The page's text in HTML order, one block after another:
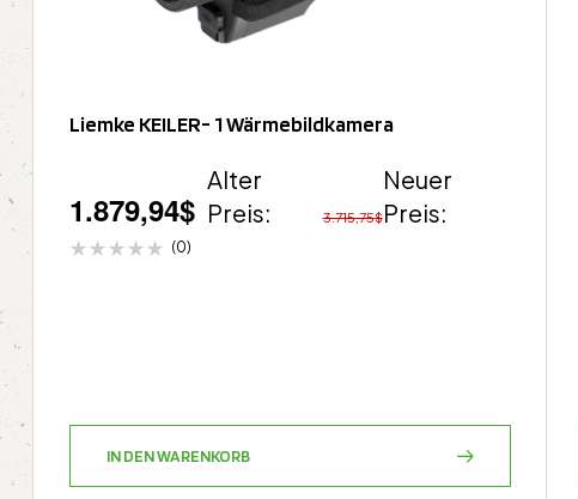
Liemke KEILER- 1 Wärmebildkamera
Alter
Preis:
3.715,75$
Neuer
Preis:
1.879,94$
(0)
IN DEN WARENKORB